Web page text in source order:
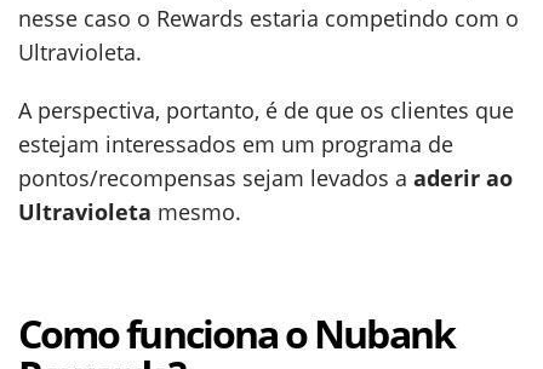
nesse caso o Rewards estaria competindo com o
Ultravioleta.
A perspectiva, portanto, é de que os clientes que
estejam interessados em um programa de
pontos/recompensas sejam levados a aderir ao
Ultravioleta mesmo.
Como funciona o Nubank